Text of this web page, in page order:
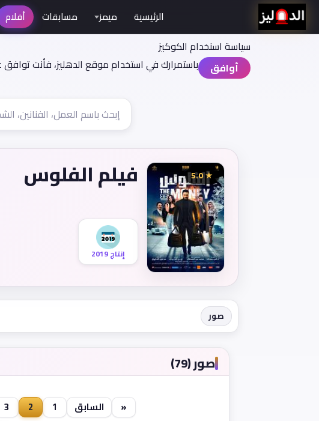
سياسة اسنخدام الكوكيز
أوافق
باستمرارك في استخدام موقع الدهليز، فأنت
الرئيسية ميمز مسابقات أفلام
★ 5.0 فيلم الفلوس
إنتاج 2019
صور
صور (79)
« السابق 1
2
3